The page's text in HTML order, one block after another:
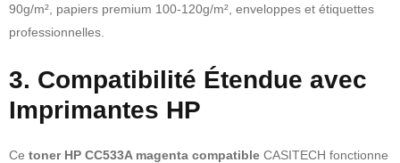
90g/m², papiers premium 100-120g/m², enveloppes et étiquettes
professionnelles.
3. Compatibilité Étendue avec
Imprimantes HP
Ce toner HP CC533A magenta compatible CASITECH fonctionne